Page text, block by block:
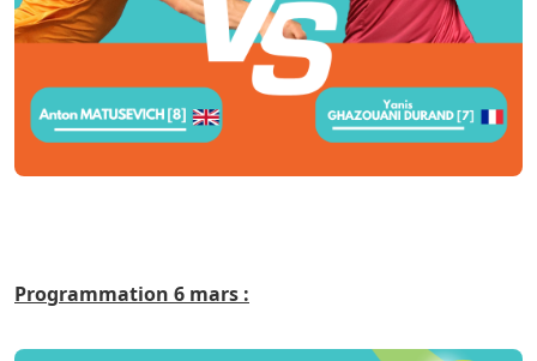
Programmation 6 mars :